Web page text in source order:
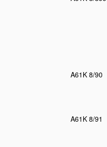
A61K 8/90
A61K 8/91